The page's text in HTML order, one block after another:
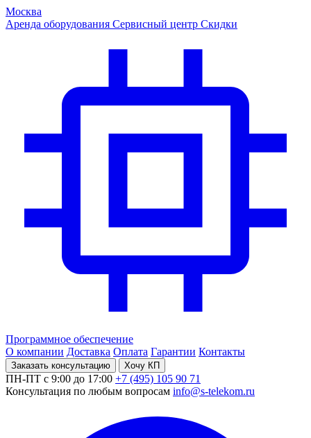
Москва
Аренда оборудования Сервисный центр Скидки
Программное обеспечение
О компании Доставка Оплата Гарантии Контакты
Заказать консультацию Хочу КП
ПН-ПТ с 9:00 до 17:00 +7 (495) 105 90 71
Консультация по любым вопросам info@s-telekom.ru